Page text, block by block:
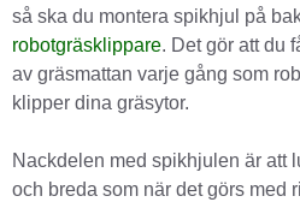
så ska du montera spikhjul på
robotgräsklippare. Det gör att du
av gräsmattan varje gång som
klipper dina gräsytor.
Nackdelen med spikhjulen är att
och breda som när det görs med